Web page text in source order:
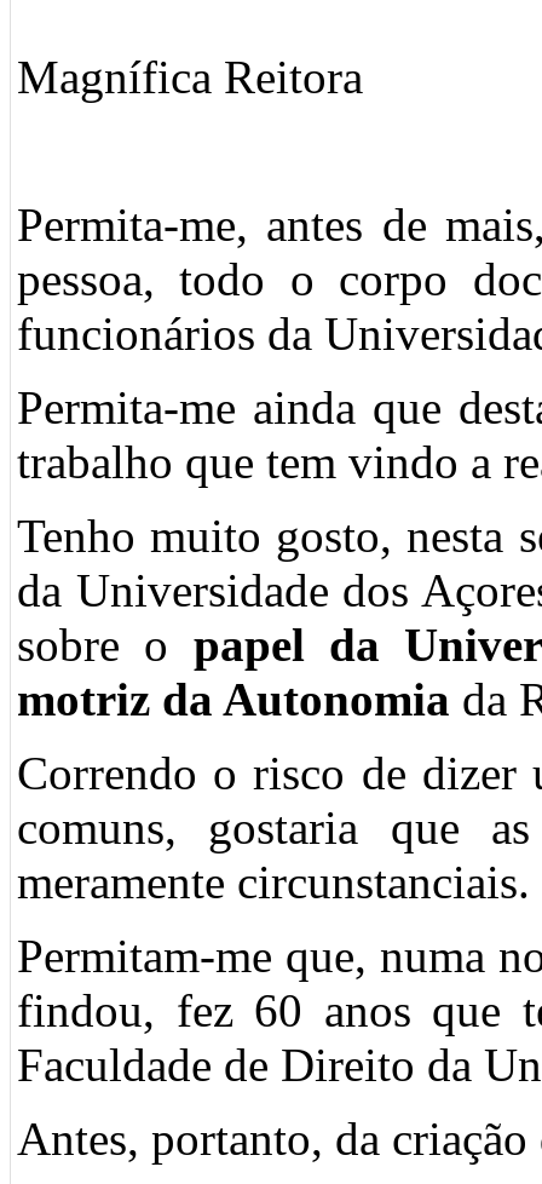
Magnífica Reitora
Permita-me, antes de
pessoa, todo o corpo
funcionários da
Permita-me ainda que
trabalho que tem vindo a
Tenho muito gosto, nesta
da Universidade dos
sobre o papel da
motriz da Autonomia da
Correndo o risco de dizer
comuns, gostaria que
meramente circunstanciais.
Permitam-me que, numa
findou, fez 60 anos que
Faculdade de Direito da
Antes, portanto, da